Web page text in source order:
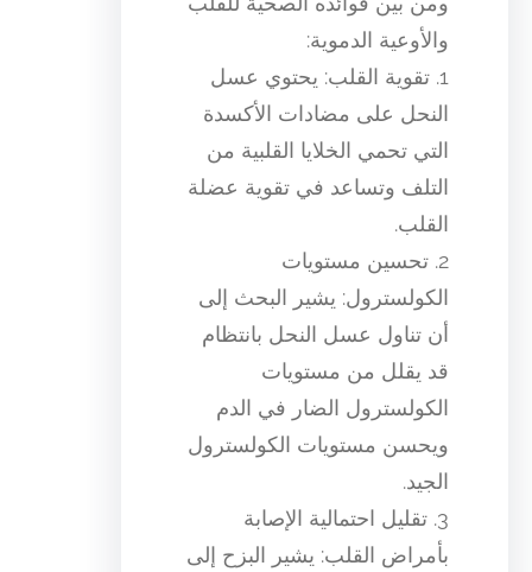
والأوعية الدموية:
1. تقوية القلب: يحتوي عسل
النحل على مضادات الأكسدة
التي تحمي الخلايا القلبية من
التلف وتساعد في تقوية عضلة
القلب.
2. تحسين مستويات
الكولسترول: يشير البحث إلى
أن تناول عسل النحل بانتظام
قد يقلل من مستويات
الكولسترول الضار في الدم
ويحسن مستويات الكولسترول
الجيد.
3. تقليل احتمالية الإصابة
بأمراض القلب: يشير البزح إلى